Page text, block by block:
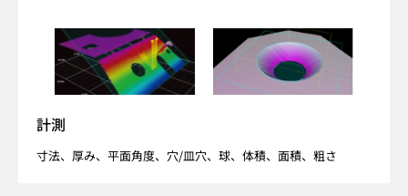
計測
寸法、厚み、平面角度、穴/皿穴、球、体積、面積、粗さ